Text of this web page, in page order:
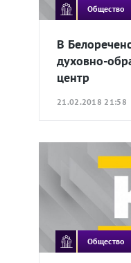
Общество
В
духовно-
центр
21.02.2018 21:58
Общество